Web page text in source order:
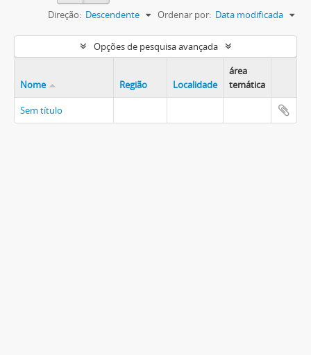
Ordenar por: Data modificada
Direção: Descendente
Opções de pesquisa avançada
Nome Região Localidade
área
temática
Sem título